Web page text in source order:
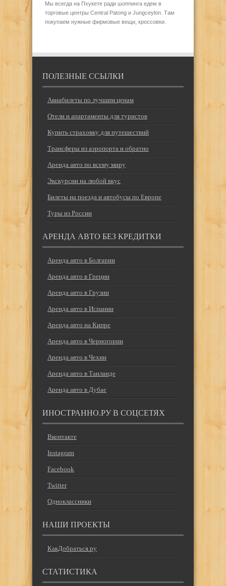
Мы всегда на Пхукете ради шоппинга едем в
торговые центры Central Patong и Jungceylon. Там
покупаем нужные фирмовые вещи, кроссовки.
ПОЛЕЗНЫЕ ССЫЛКИ
Авиабилеты по лучшим ценам
Отели и апартаменты для туристов
Купить страховку для путешествий
Трансферы из аэропорта и обратно
Аренда авто по всему миру
Экскурсии на любой вкус
Билеты на поезда и автобусы по Европе
Туры из России
АРЕНДА АВТО БЕЗ КРЕДИТКИ
Аренда авто в Болгарии
Аренда авто в Греции
Аренда авто в Грузии
Аренда авто в Испании
Аренда авто на Кипре
Аренда авто в Черногории
Аренда авто в Чехии
Аренда авто в Таиланде
Аренда авто в Дубае
ИНОСТРАННО.РУ В СОЦСЕТЯХ
Вконтакте
Instagram
Facebook
Twitter
Одноклассники
НАШИ ПРОЕКТЫ
КакДобраться.ру
СТАТИСТИКА